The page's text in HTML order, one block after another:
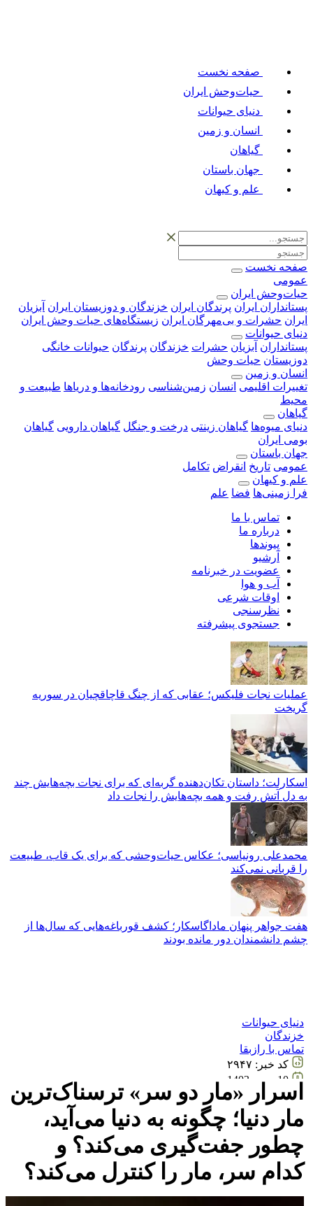
صفحه نخست
حیات‌وحش ایران
دنیای حیوانات
انسان و زمین
گیاهان
جهان باستان
علم و کیهان
صفحه نخست
عمومی
حیات‌وحش ایران
پستانداران ایران پرندگان ایران خزندگان و دوزیستان ایران آبزیان
ایران حشرات و بی‌مهرگان ایران زیستگاه‌های حیات وحش ایران
دنیای حیوانات
پستانداران آبزیان حشرات خزندگان پرندگان حیوانات خانگی
دوزیستان حیات وحش
انسان و زمین
تغییرات اقلیمی انسان زمین‌شناسی رودخانه‎‌ها و دریاها
طبیعت و
محیط
گیاهان
دنیای میوه‌ها گیاهان زینتی درخت و جنگل گیاهان دارویی گیاهان
بومی ایران
جهان باستان
عمومی تاریخ انقراض تکامل
علم و کیهان
فرا زمینی‌ها فضا علم
تماس با ما
درباره ما
پیوندها
آرشیو
عضویت در خبرنامه
آب و هوا
اوقات شرعی
نظرسنجی
جستجوی پیشرفته
عملیات نجات فلیکس؛ عقابی که از چنگ قاچاقچیان در سوریه
گریخت
اسکارلت؛ داستان تکان‌دهنده گربه‌ای که برای نجات بچه‌هایش چند
به دل آتش رفت و همه بچه‌هایش را نجات داد
محمدعلی رونیاسی؛ عکاس حیات‌وحشی که برای یک قاب، طبیعت
را قربانی نمی‌کند
هفت جواهر پنهان ماداگاسکار؛ کشف قورباغه‌هایی که سال‌ها از
چشم دانشمندان دور مانده بودند
دنیای حیوانات
خزندگان
تماس با رازبقا
کد خبر: ۲۹۴۷
10 بهمن 1403
14:03
اسرار «مار دو سر» ترسناک‌ترین
مار دنیا؛ چگونه به دنیا می‌آید،
چطور جفت‌گیری می‌کند؟ و
کدام سر، مار را کنترل می‌کند؟